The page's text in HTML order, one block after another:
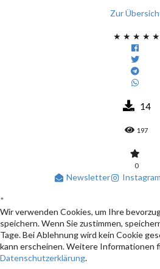
Zur
★ ★ ★ ★ ★
14
197
0
Newsletter Instagram
*
Wir verwenden Cookies, um Ihre
speichern. Wenn Sie zustimmen,
Tage. Bei Ablehnung wird kein Cookie
kann erscheinen. Weitere Informationen
Datenschutzerklärung.